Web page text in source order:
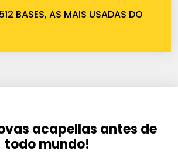
BASES, AS MAIS USADAS DO
acapellas antes de
todo mundo!